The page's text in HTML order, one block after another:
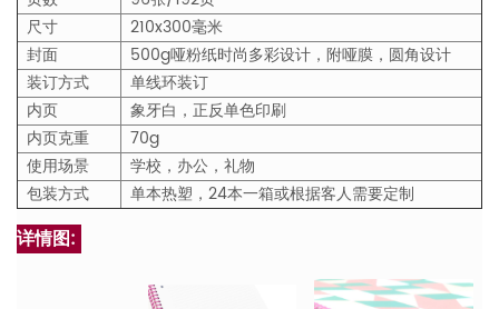
尺寸
210x300毫米
封面
500g哑粉纸时尚多彩设计，附哑膜，圆角设计
装订方式
单线环装订
内页
象牙白，正反单色印刷
内页克重
70g
使用场景
学校，办公，礼物
包装方式
单本热塑，24本一箱或根据客人需要定制
详情图: